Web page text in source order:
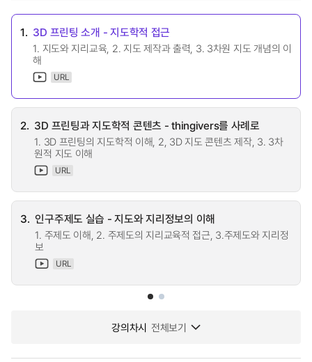
1. 3D 프린팅 소개 - 지도학적 접근
1. 지도와 지리교육, 2. 지도 제작과 출력, 3. 3차원 지도 개념의 이
해
URL
2. 3D 프린팅과 지도학적 콘텐츠 - thingivers를 사례로
1. 3D 프린팅의 지도학적 이해, 2, 3D 지도 콘텐츠 제작, 3. 3차
원적 지도 이해
URL
3. 인구주제도 실습 - 지도와 지리정보의 이해
1. 주제도 이해, 2. 주제도의 지리교육적 접근, 3.주제도와 지리정
보
URL
강의차시 전체보기